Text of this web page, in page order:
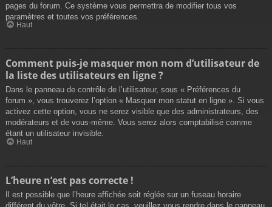
pages du forum. Ce système vous permettra de modifier tous vos
paramètres et toutes vos préférences.
Haut
Comment puis-je masquer mon nom d’utilisateur de
la liste des utilisateurs en ligne ?
Dans le panneau de contrôle de l’utilisateur, sous « Préférences du
forum », vous trouverez l’option « Masquer mon statut en ligne ». Si vous
activez cette option, vous ne serez visible que des administrateurs, des
modérateurs et de vous-même. Vous serez alors comptabilisé comme
étant un utilisateur invisible.
Haut
L’heure n’est pas correcte !
Il est possible que l’heure affichée soit réglée sur un fuseau horaire